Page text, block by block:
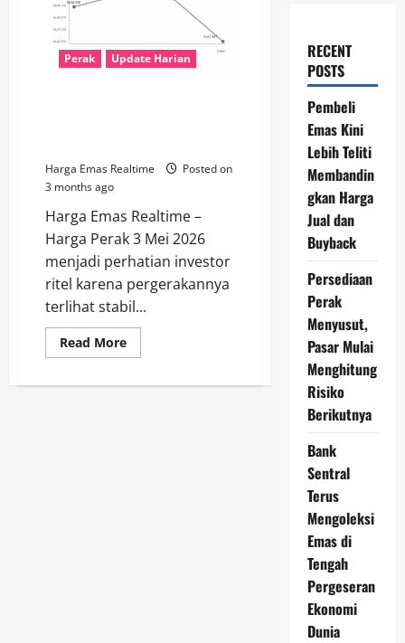
Perak Update Harian
Harga Emas Realtime
Posted on
3 months ago
Harga Emas Realtime –
Harga Perak 3 Mei 2026
menjadi perhatian investor
ritel karena pergerakannya
terlihat stabil...
Read MoreRead
more
Perak
RECENT
POSTS
Pembeli
Emas Kini
Lebih Teliti
Membandin
gkan Harga
Jual dan
Buyback
Persediaan
Perak
Menyusut,
Pasar Mulai
Menghitung
Risiko
Berikutnya
Bank
Sentral
Terus
Mengoleksi
Emas di
Tengah
Pergeseran
Ekonomi
Dunia